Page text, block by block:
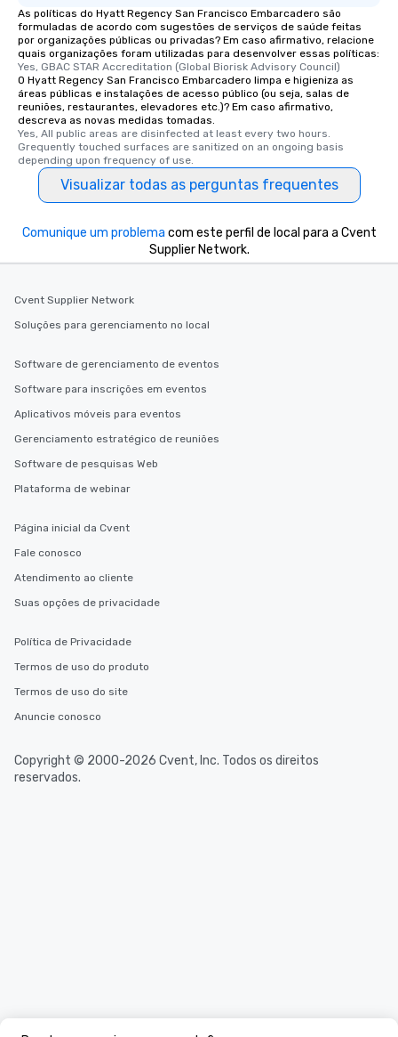
delight any palate. Tours Available
from Day to Night
group experience,
key. Whether you
business hours or
after work, we can
you to provide
needs. Go for as Long or as Short as
You Like Along with
scheduling, Lip
Tours also provides a
2.5 hours; our longest
As políticas do Hyatt Regency San Francisco Embarcadero são
formuladas de acordo com sugestões de serviços de saúde feitas
por organizações públicas ou privadas? Em caso afirmativo, relacione
quais organizações foram utilizadas para desenvolver essas políticas:
Yes, GBAC STAR Accreditation (Global Biorisk Advisory Council)
O Hyatt Regency San Francisco Embarcadero limpa e higieniza as
áreas públicas e instalações de acesso público (ou seja, salas de
reuniões, restaurantes, elevadores etc.)? Em caso afirmativo,
descreva as novas medidas tomadas.
Yes, All public areas are disinfected at least every two hours.
Grequently touched surfaces are sanitized on an ongoing basis
depending upon frequency of use.
Visualizar todas as perguntas frequentes
Comunique um problema com este perfil de local para a Cvent
Supplier Network.
Cvent Supplier Network
Soluções para gerenciamento no local
Software de gerenciamento de eventos
Software para inscrições em eventos
Aplicativos móveis para eventos
Gerenciamento estratégico de reuniões
Software de pesquisas Web
Plataforma de webinar
Página inicial da Cvent
Fale conosco
Atendimento ao cliente
Suas opções de privacidade
Política de Privacidade
Termos de uso do produto
Termos de uso do site
Anuncie conosco
Copyright © 2000-2026 Cvent, Inc. Todos os direitos
reservados.